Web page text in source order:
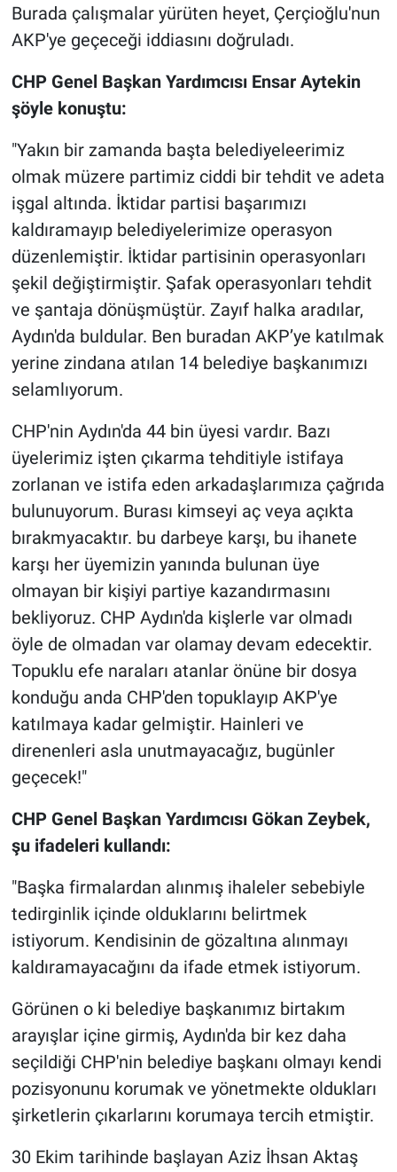
Burada çalışmalar yürüten heyet, Çerçioğlu'nun
AKP'ye geçeceği iddiasını doğruladı.
CHP Genel Başkan Yardımcısı Ensar Aytekin
şöyle konuştu:
"Yakın bir zamanda başta belediyeleerimiz
olmak müzere partimiz ciddi bir tehdit ve adeta
işgal altında. İktidar partisi başarımızı
kaldıramayıp belediyelerimize operasyon
düzenlemiştir. İktidar partisinin operasyonları
şekil değiştirmiştir. Şafak operasyonları tehdit
ve şantaja dönüşmüştür. Zayıf halka aradılar,
Aydın'da buldular. Ben buradan AKP’ye katılmak
yerine zindana atılan 14 belediye başkanımızı
selamlıyorum.
CHP'nin Aydın'da 44 bin üyesi vardır. Bazı
üyelerimiz işten çıkarma tehditiyle istifaya
zorlanan ve istifa eden arkadaşlarımıza çağrıda
bulunuyorum. Burası kimseyi aç veya açıkta
bırakmyacaktır. bu darbeye karşı, bu ihanete
karşı her üyemizin yanında bulunan üye
olmayan bir kişiyi partiye kazandırmasını
bekliyoruz. CHP Aydın'da kişlerle var olmadı
öyle de olmadan var olamay devam edecektir.
Topuklu efe naraları atanlar önüne bir dosya
konduğu anda CHP'den topuklayıp AKP'ye
katılmaya kadar gelmiştir. Hainleri ve
direnenleri asla unutmayacağız, bugünler
geçecek!"
CHP Genel Başkan Yardımcısı Gökan Zeybek,
şu ifadeleri kullandı:
"Başka firmalardan alınmış ihaleler sebebiyle
tedirginlik içinde olduklarını belirtmek
istiyorum. Kendisinin de gözaltına alınmayı
kaldıramayacağını da ifade etmek istiyorum.
Görünen o ki belediye başkanımız birtakım
arayışlar içine girmiş, Aydın'da bir kez daha
seçildiği CHP'nin belediye başkanı olmayı kendi
pozisyonunu korumak ve yönetmekte oldukları
şirketlerin çıkarlarını korumaya tercih etmiştir.
30 Ekim tarihinde başlayan Aziz İhsan Aktaş
Kültür Sanat
Ne demişti
Nedir
Popüler
Programlar
Sağlık
Spor
Teknoloji
Türkiye'nin Geleceği
Yerel Gündem
Yerel Yaşam
Canlı Yayın